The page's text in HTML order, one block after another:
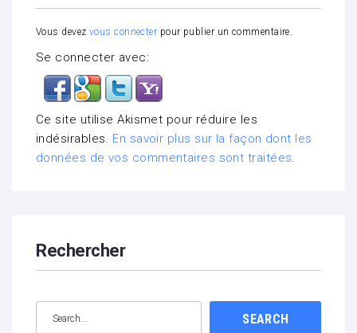
Vous devez vous connecter pour publier un commentaire.
Se connecter avec:
Ce site utilise Akismet pour réduire les
indésirables. En savoir plus sur la façon dont les
données de vos commentaires sont traitées.
Rechercher
SEARCH